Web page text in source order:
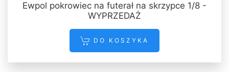
Ewpol pokrowiec na futerał na skrzypce 1/8 -
WYPRZEDAŻ
DO KOSZYKA